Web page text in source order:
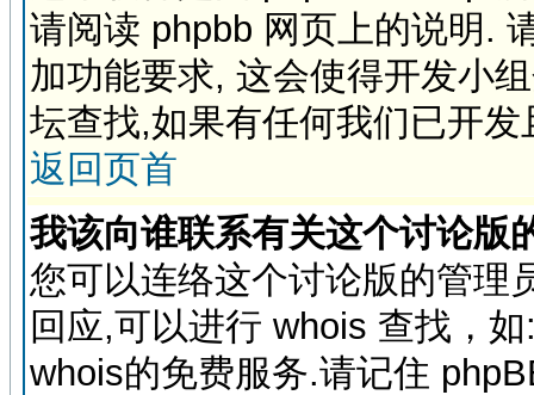
请阅读 phpbb 网页上的说明.
加功能要求, 这会使得开发小
坛查找,如果有任何我们已开
返回页首
我该向谁联系有关这个讨论版
您可以连络这个讨论版的管理
回应,可以进行 whois 查找，
whois的免费服务.请记住